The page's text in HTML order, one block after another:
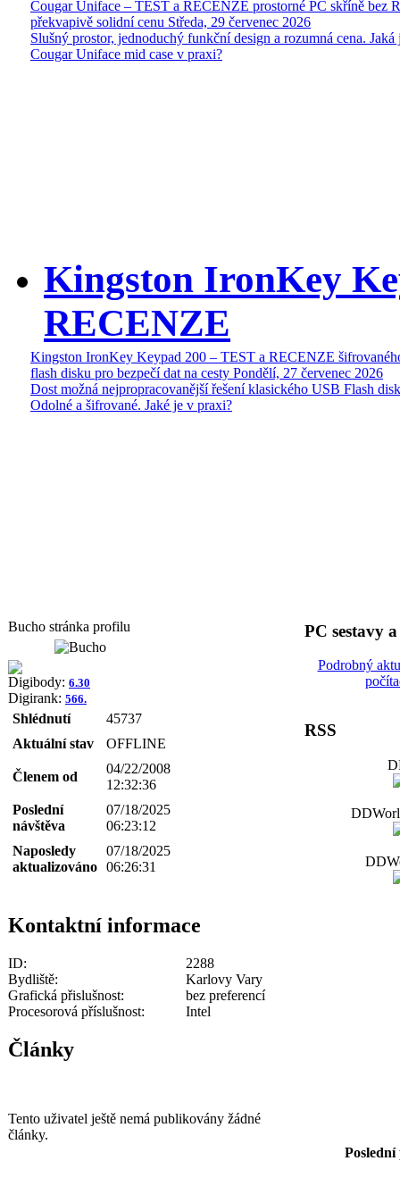
Cougar Uniface – TEST a RECENZE prostorné PC skříně bez
překvapivě solidní cenu Středa, 29 červenec 2026
Slušný prostor, jednoduchý funkční design a rozumná cena. Jaká
Cougar Uniface mid case v praxi?
Kingston IronKey
RECENZE
Kingston IronKey Keypad 200 – TEST a RECENZE
flash disku pro bezpečí dat na cesty Pondělí, 27 červenec 2026
Dost možná nejpropracovanější řešení klasického USB Flash
Odolné a šifrované. Jaké je v praxi?
Bucho stránka profilu
Digibody: 6.30
Digirank: 566.
Shlédnutí
45737
Aktuální stav
OFFLINE
Členem od
04/22/2008
12:32:36
Poslední
návštěva
07/18/2025
06:23:12
Naposledy
aktualizováno
07/18/2025
06:26:31
Kontaktní informace
ID:
2288
Bydliště:
Karlovy Vary
Grafická přislušnost:
bez preferencí
Procesorová příslušnost:
Intel
Články
Tento uživatel ještě nemá publikovány žádné
články.
PC sestavy
Podrobný
RSS